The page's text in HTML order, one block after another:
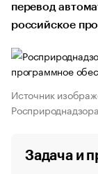
перевод
российское
Источник
Росприроднадзора
Задача и